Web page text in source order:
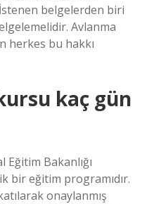
belgelerden biri
Avlanma
herkes bu hakkı
kaç gün
Bakanlığı
bir eğitim programıdır.
onaylanmış